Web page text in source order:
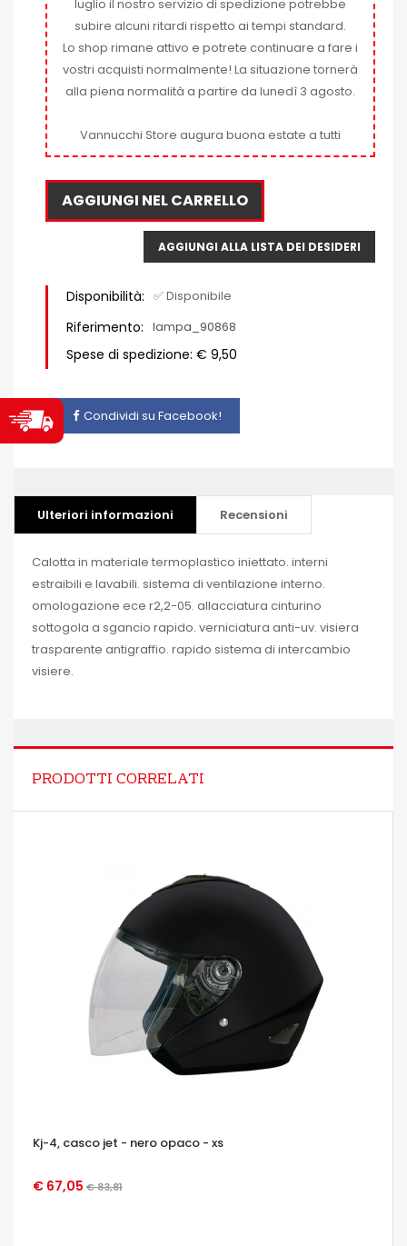
luglio il nostro servizio di spedizione potrebbe
subire alcuni ritardi rispetto ai tempi standard.
Lo shop rimane attivo e potrete continuare a fare i
vostri acquisti normalmente! La situazione tornerà
alla piena normalità a partire da lunedì 3 agosto.
Vannucchi Store augura buona estate a tutti
AGGIUNGI NEL CARRELLO
AGGIUNGI ALLA LISTA DEI DESIDERI
Disponibilità: ✅ Disponibile
Riferimento: lampa_90868
Spese di spedizione: € 9,50
Condividi su Facebook!
Ulteriori informazioni Recensioni
Calotta in materiale termoplastico iniettato. interni
estraibili e lavabili. sistema di ventilazione interno.
omologazione ece r2,2-05. allacciatura cinturino
sottogola a sgancio rapido. verniciatura anti-uv. visiera
trasparente antigraffio. rapido sistema di intercambio
visiere.
PRODOTTI CORRELATI
Kj-4, casco jet - nero opaco - xs
€ 67,05 € 83,81
OCCHIATA VELOCE